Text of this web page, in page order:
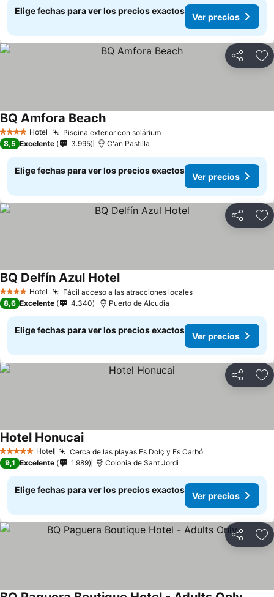
Elige fechas para ver los precios exactos
Ver precios
Compartir
4 EstrellasHotel Piscina exterior con solárium
BQ Amfora Beach
8,5 Excelente 3.995 C'an Pastilla
Elige fechas para ver los precios exactos
Ver precios
Compartir
4 EstrellasHotel Fácil acceso a las atracciones locales
BQ Delfín Azul Hotel
8,6 Excelente 4.340 Puerto de Alcudia
Elige fechas para ver los precios exactos
Ver precios
Compartir
5 Estrellas Hotel Cerca de las playas Es Dolç y Es Carbó
Hotel Honucai
9,1 Excelente 1.989 Colonia de Sant Jordi
Elige fechas para ver los precios exactos
Ver precios
Compartir